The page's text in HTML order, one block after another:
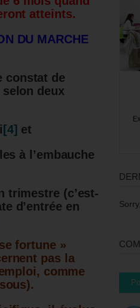
atteints.
DU MARCHE
constat de
deux
[4] et
à l’embauche
trimestre (c’est-
d’entrée en
fortune »
pas la
comme